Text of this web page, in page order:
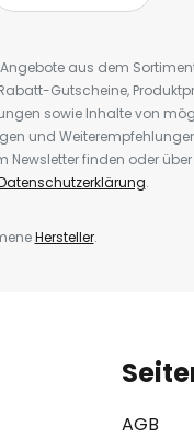
aus dem
Gutscheine,
sowie Inhalte von
und
finden oder
.
Hersteller.
AGB